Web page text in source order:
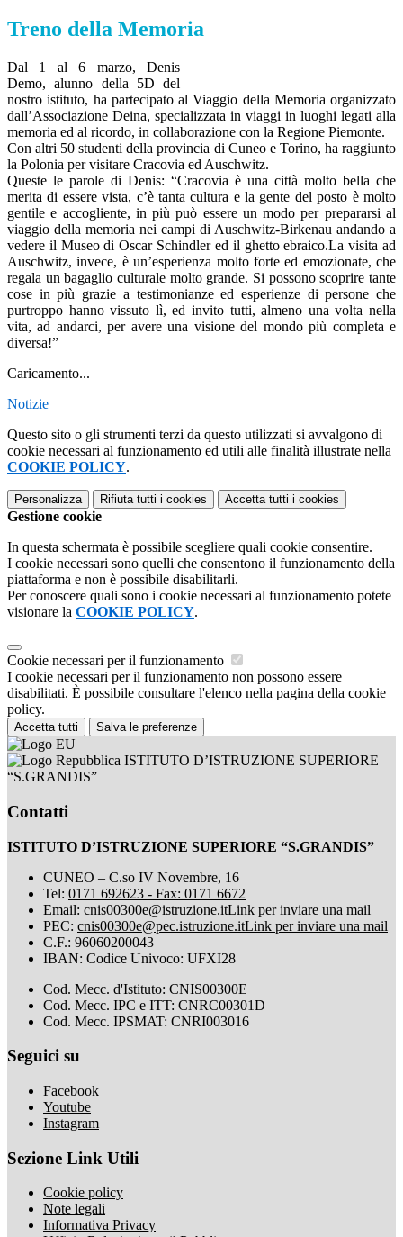
Treno della Memoria
Dal 1 al 6 marzo, Denis
Demo, alunno della 5D del
nostro istituto, ha partecipato al Viaggio della Memoria organizzato
dall’Associazione Deina, specializzata in viaggi in luoghi legati alla
memoria ed al ricordo, in collaborazione con la Regione Piemonte.
Con altri 50 studenti della provincia di Cuneo e Torino, ha raggiunto
la Polonia per visitare Cracovia ed Auschwitz.
Queste le parole di Denis: “Cracovia è una città molto bella che
merita di essere vista, c’è tanta cultura e la gente del posto è molto
gentile e accogliente, in più può essere un modo per prepararsi al
viaggio della memoria nei campi di Auschwitz-Birkenau andando a
vedere il Museo di Oscar Schindler ed il ghetto ebraico.La visita ad
Auschwitz, invece, è un’esperienza molto forte ed emozionate, che
regala un bagaglio culturale molto grande. Si possono scoprire tante
cose in più grazie a testimonianze ed esperienze di persone che
purtroppo hanno vissuto lì, ed invito tutti, almeno una volta nella
vita, ad andarci, per avere una visione del mondo più completa e
diversa!”
Caricamento...
Notizie
Questo sito o gli strumenti terzi da questo utilizzati si avvalgono di
cookie necessari al funzionamento ed utili alle finalità illustrate nella
COOKIE POLICY.
Personalizza Rifiuta tutti i cookies Accetta tutti i cookies
Gestione cookie
In questa schermata è possibile scegliere quali cookie consentire.
I cookie necessari sono quelli che consentono il funzionamento della
piattaforma e non è possibile disabilitarli.
Per conoscere quali sono i cookie necessari al funzionamento potete
visionare la COOKIE POLICY.
Cookie necessari per il funzionamento
I cookie necessari per il funzionamento non possono essere
disabilitati. È possibile consultare l'elenco nella pagina della cookie
policy.
Accetta tutti Salva le preferenze
ISTITUTO D’ISTRUZIONE SUPERIORE
“S.GRANDIS”
Contatti
ISTITUTO D’ISTRUZIONE SUPERIORE “S.GRANDIS”
CUNEO – C.so IV Novembre, 16
Tel: 0171 692623 - Fax: 0171 6672
Email: cnis00300e@istruzione.itLink per inviare una mail
PEC: cnis00300e@pec.istruzione.itLink per inviare una mail
C.F.: 96060200043
IBAN: Codice Univoco: UFXI28
Cod. Mecc. d'Istituto: CNIS00300E
Cod. Mecc. IPC e ITT: CNRC00301D
Cod. Mecc. IPSMAT: CNRI003016
Seguici su
Facebook
Youtube
Instagram
Sezione Link Utili
Cookie policy
Note legali
Informativa Privacy